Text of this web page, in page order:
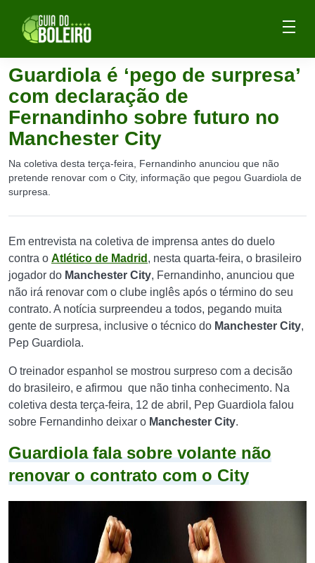
Guardiola é ‘pego de surpresa’
com declaração de
Fernandinho sobre futuro no
Manchester City
Na coletiva desta terça-feira, Fernandinho anunciou que não
pretende renovar com o City, informação que pegou Guardiola de
surpresa.
Em entrevista na coletiva de imprensa antes do duelo
contra o Atlético de Madrid , nesta quarta-feira, o brasileiro
jogador do Manchester City, Fernandinho, anunciou que
não irá renovar com o clube inglês após o término do seu
contrato. A notícia surpreendeu a todos, pegando muita
gente de surpresa, inclusive o técnico do Manchester City,
Pep Guardiola.
O treinador espanhol se mostrou surpreso com a decisão
do brasileiro, e afirmou que não tinha conhecimento. Na
coletiva desta terça-feira, 12 de abril, Pep Guardiola falou
sobre Fernandinho deixar o Manchester City.
Guardiola fala sobre volante não
renovar o contrato com o City